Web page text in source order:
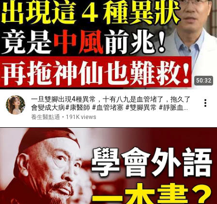
50:32
一旦雙腳出現4種異常，十有八九是血管堵了，拖久了
會變成大病#康醫師 #血管堵塞 #雙腳異常 #靜脈血栓
#肺栓塞 #銀髮族養生 #猝死預防 #血液循環 #健康誤
養生醫點通 • 191K views